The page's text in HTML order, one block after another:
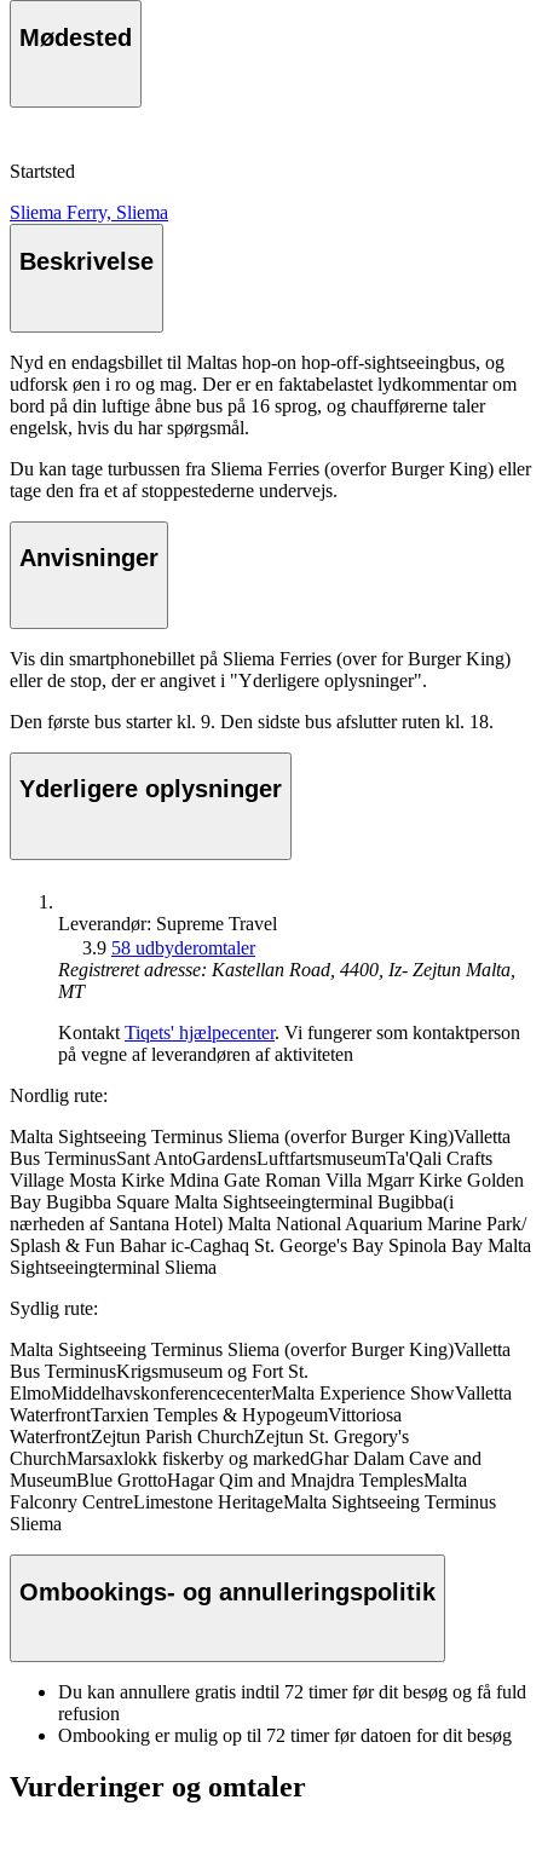
Mødested
Startsted
Sliema Ferry, Sliema
Beskrivelse
Nyd en endagsbillet til Maltas hop-on hop-off-sightseeingbus, og
udforsk øen i ro og mag. Der er en faktabelastet lydkommentar om
bord på din luftige åbne bus på 16 sprog, og chaufførerne taler
engelsk, hvis du har spørgsmål.
Du kan tage turbussen fra Sliema Ferries (overfor Burger King) eller
tage den fra et af stoppestederne undervejs.
Anvisninger
Vis din smartphonebillet på Sliema Ferries (over for Burger King)
eller de stop, der er angivet i "Yderligere oplysninger".
Den første bus starter kl. 9. Den sidste bus afslutter ruten kl. 18.
Yderligere oplysninger
Leverandør: Supreme Travel
3.9 58 udbyderomtaler
Registreret adresse: Kastellan Road, 4400, Iz- Zejtun Malta,
MT
Kontakt Tiqets' hjælpecenter. Vi fungerer som kontaktperson
på vegne af leverandøren af aktiviteten
Nordlig rute:
Malta Sightseeing Terminus Sliema (overfor Burger King)Valletta
Bus TerminusSant AntoGardensLuftfartsmuseumTa'Qali Crafts
Village Mosta Kirke Mdina Gate Roman Villa Mgarr Kirke Golden
Bay Bugibba Square Malta Sightseeingterminal Bugibba(i
nærheden af Santana Hotel) Malta National Aquarium Marine Park/
Splash & Fun Bahar ic-Caghaq St. George's Bay Spinola Bay Malta
Sightseeingterminal Sliema
Sydlig rute:
Malta Sightseeing Terminus Sliema (overfor Burger King)Valletta
Bus TerminusKrigsmuseum og Fort St.
ElmoMiddelhavskonferencecenterMalta Experience ShowValletta
WaterfrontTarxien Temples & HypogeumVittoriosa
WaterfrontZejtun Parish ChurchZejtun St. Gregory's
ChurchMarsaxlokk fiskerby og markedGhar Dalam Cave and
MuseumBlue GrottoHagar Qim and Mnajdra TemplesMalta
Falconry CentreLimestone HeritageMalta Sightseeing Terminus
Sliema
Ombookings- og annulleringspolitik
Du kan annullere gratis indtil 72 timer før dit besøg og få fuld
refusion
Ombooking er mulig op til 72 timer før datoen for dit besøg
Vurderinger og omtaler